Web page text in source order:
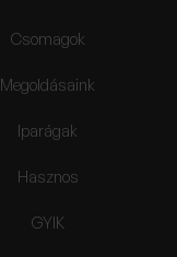
Csomagok
Megoldásaink
Iparágak
Hasznos
GYIK